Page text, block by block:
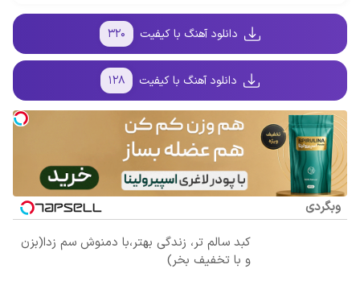
دانلود آهنگ با کیفیت ۳۲۰
دانلود آهنگ با کیفیت ۱۲۸
وبگردی
کبد سالم تر، زندگی بهتر،با دمنوش سم زدا(بزن
و با تخفیف بخر)